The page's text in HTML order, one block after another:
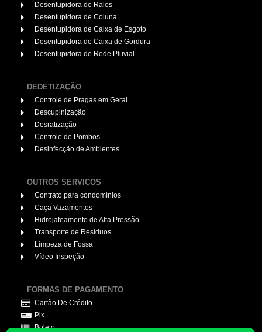
Desentupidora de Ralos
Desentupidora de Coluna
Desentupidora de Caixa de Esgoto
Desentupidora de Caixa de Gordura
Desentupidora de Rede Pluvial
DEDETIZAÇÃO
Controle de Pragas em Geral
Descupinização
Desratização
Controle de Pombos
Desinfecção de Ambientes
OUTROS SERVIÇOS
Contrato para condomínios
Caça Vazamentos
Hidrojateamento de Alta Pressão
Transporte de Resíduos
Limpeza de Fossa
Vídeo Inspeção
FORMAS DE PAGAMENTO
Cartão De Crédito
Pix
Boleto